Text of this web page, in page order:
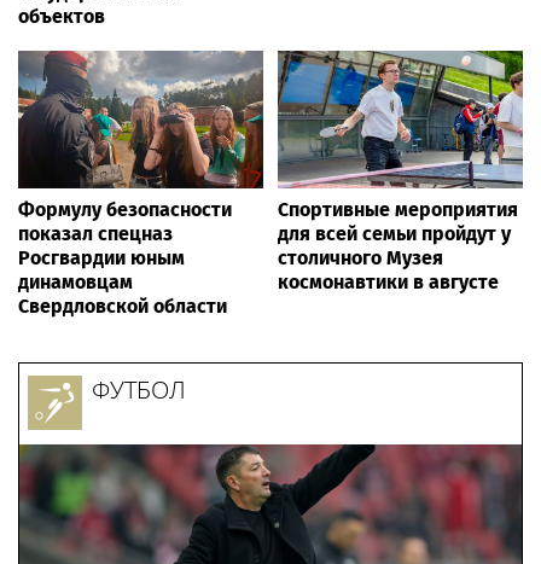
объектов
Формулу безопасности
показал спецназ
Росгвардии юным
динамовцам
Свердловской области
Спортивные мероприятия
для всей семьи пройдут у
столичного Музея
космонавтики в августе
ФУТБОЛ